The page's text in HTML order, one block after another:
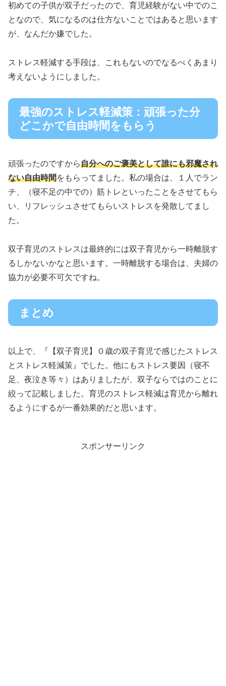
初めての子供が双子だったので、育児経験がない中でのこ
となので、気になるのは仕方ないことではあると思います
が、なんだか嫌でした。
ストレス軽減する手段は、これもないのでなるべくあまり
考えないようにしました。
最強のストレス軽減策：頑張った分
どこかで自由時間をもらう
頑張ったのですから自分へのご褒美として誰にも邪魔され
ない自由時間をもらってました。私の場合は、１人でラン
チ、（寝不足の中での）筋トレといったことをさせてもら
い、リフレッシュさせてもらいストレスを発散してまし
た。
双子育児のストレスは最終的には双子育児から一時離脱す
るしかないかなと思います。一時離脱する場合は、夫婦の
協力が必要不可欠ですね。
まとめ
以上で、『【双子育児】０歳の双子育児で感じたストレス
とストレス軽減策』でした。他にもストレス要因（寝不
足、夜泣き等々）はありましたが、双子ならではのことに
絞って記載しました。育児のストレス軽減は育児から離れ
るようにするが一番効果的だと思います。
スポンサーリンク